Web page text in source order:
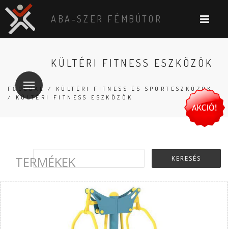
ABA-SZER FÉMBÚTOR
KÜLTÉRI FITNESS ESZKÖZÖK
FŐOLDAL / KÜLTÉRI FITNESS ÉS SPORTESZKÖZÖK
/ KÜLTÉRI FITNESS ESZKÖZÖK
TERMÉKEK